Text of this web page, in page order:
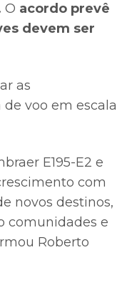
O acordo prevê
devem ser
as
voo em escala
E195-E2 e
com
novos destinos,
comunidades e
Roberto